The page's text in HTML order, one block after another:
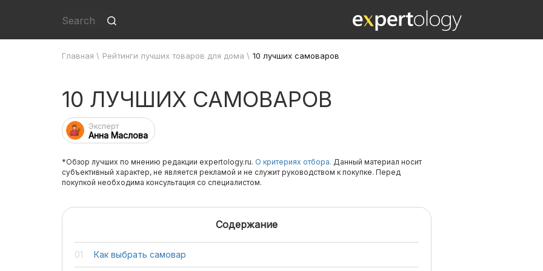
Главная \ Рейтинги лучших товаров для дома \ 10 лучших самоваров
10 ЛУЧШИХ САМОВАРОВ
Эксперт
Анна Маслова
*Обзор лучших по мнению редакции expertology.ru. О критериях отбора. Данный материал носит
субъективный характер, не является рекламой и не служит руководством к покупке. Перед
покупкой необходима консультация со специалистом.
Содержание
Как выбрать самовар